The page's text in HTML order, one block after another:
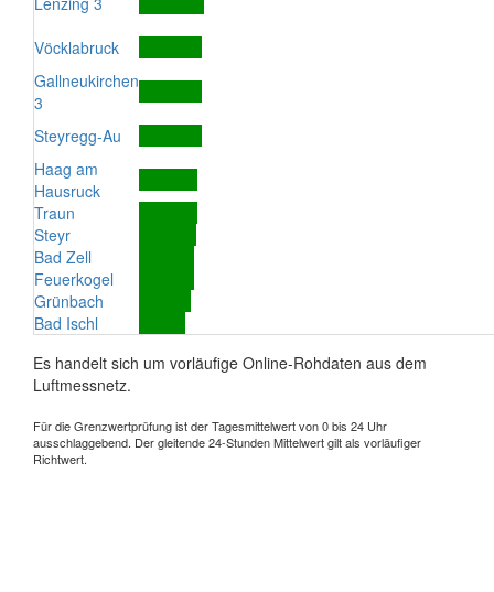
Vöcklabruck
Gallneukirchen
3
Steyregg-Au
Haag am
Hausruck
Traun
Steyr
Bad Zell
Feuerkogel
Grünbach
Bad Ischl
Es handelt sich um vorläufige Online-Rohdaten aus dem
Luftmessnetz.
Für die Grenzwertprüfung ist der Tagesmittelwert von 0 bis 24 Uhr
ausschlaggebend. Der gleitende 24-Stunden Mittelwert gilt als vorläufiger
Richtwert.